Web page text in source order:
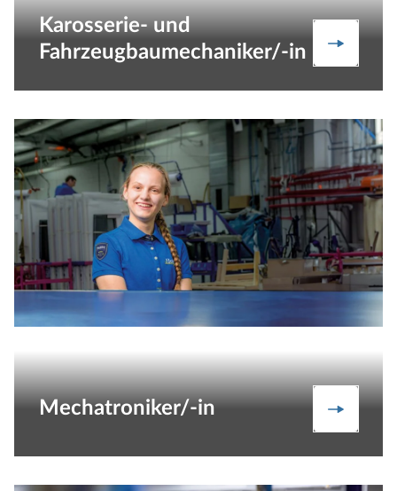
Karosserie- und
Fahrzeugbaumechaniker/-in
Mechatroniker/-in